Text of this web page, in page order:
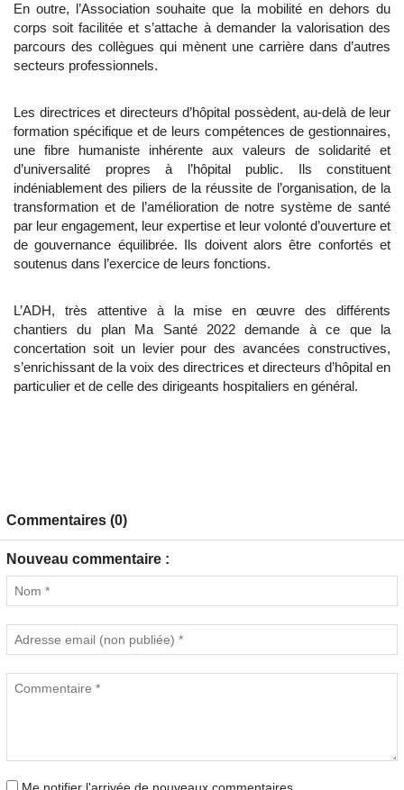
En outre, l’Association souhaite que la mobilité en dehors du
corps soit facilitée et s’attache à demander la valorisation des
parcours des collègues qui mènent une carrière dans d’autres
secteurs professionnels.
Les directrices et directeurs d’hôpital possèdent, au-delà de leur
formation spécifique et de leurs compétences de gestionnaires,
une fibre humaniste inhérente aux valeurs de solidarité et
d’universalité propres à l’hôpital public. Ils constituent
indéniablement des piliers de la réussite de l’organisation, de la
transformation et de l’amélioration de notre système de santé
par leur engagement, leur expertise et leur volonté d’ouverture et
de gouvernance équilibrée. Ils doivent alors être confortés et
soutenus dans l’exercice de leurs fonctions.
L’ADH, très attentive à la mise en œuvre des différents
chantiers du plan Ma Santé 2022 demande à ce que la
concertation soit un levier pour des avancées constructives,
s’enrichissant de la voix des directrices et directeurs d’hôpital en
particulier et de celle des dirigeants hospitaliers en général.
Commentaires (0)
Nouveau commentaire :